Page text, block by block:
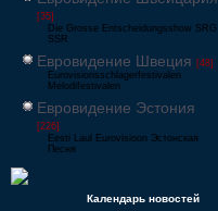
[35]
Die Grosse Entscheidungsshow SRG
SSR
Евровидение Швеция [48]
Eurovisionsschlagerfestivalen
Melodifestivalen
Евровидение Эстония
[226]
Eesti Laul Eurovisioon Эстонская
Песня
Календарь новостей